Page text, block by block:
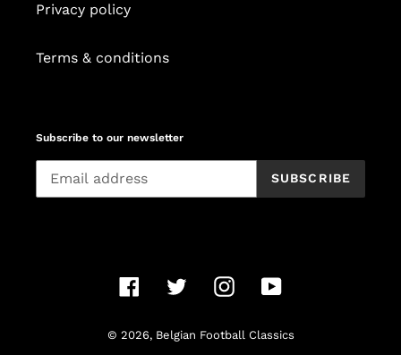
Privacy policy
Terms & conditions
Subscribe to our newsletter
SUBSCRIBE
FacebookTwitterInstagramYouTube
© 2026, Belgian Football Classics